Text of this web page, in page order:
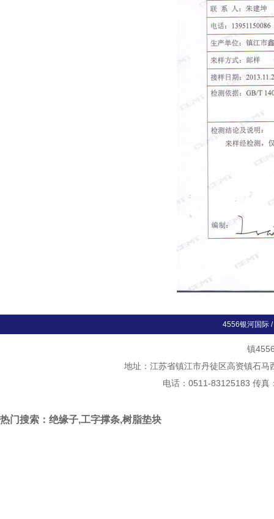
4556银河国际/
镇
地址：江苏省镇江市丹徒区高资镇石
电话：0511-83125183 传真
热门搜索：绝缘子,工字撑条,树脂垫块